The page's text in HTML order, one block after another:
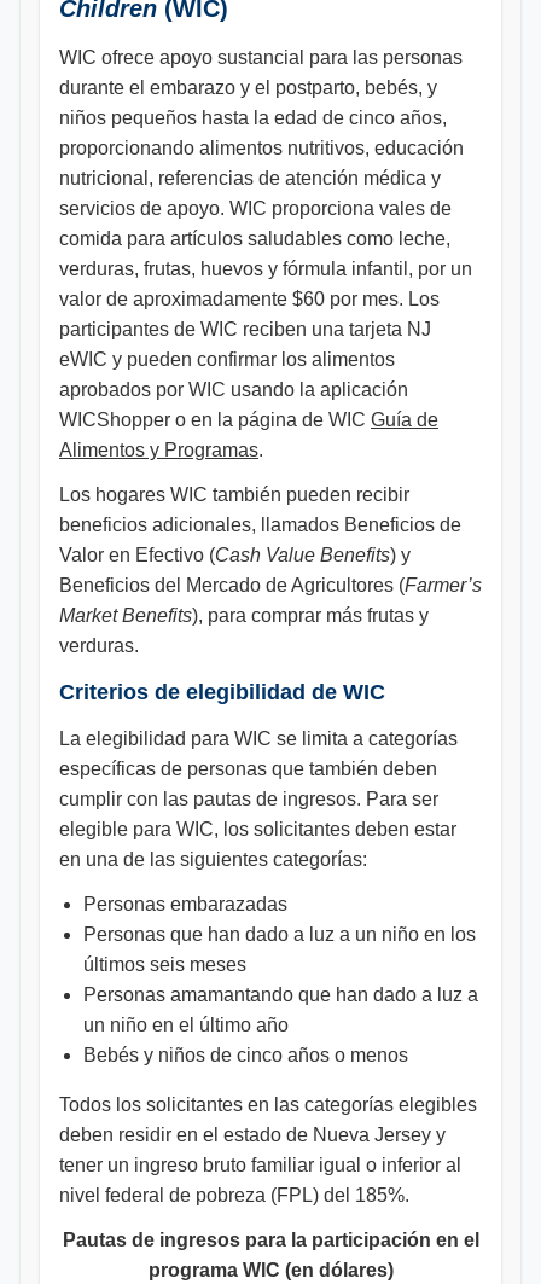
Children (WIC)
WIC ofrece apoyo sustancial para las personas
durante el embarazo y el postparto, bebés, y
niños pequeños hasta la edad de cinco años,
proporcionando alimentos nutritivos, educación
nutricional, referencias de atención médica y
servicios de apoyo. WIC proporciona vales de
comida para artículos saludables como leche,
verduras, frutas, huevos y fórmula infantil, por un
valor de aproximadamente $60 por mes. Los
participantes de WIC reciben una tarjeta NJ
eWIC y pueden confirmar los alimentos
aprobados por WIC usando la aplicación
WICShopper o en la página de WIC Guía de
Alimentos y Programas.
Los hogares WIC también pueden recibir
beneficios adicionales, llamados Beneficios de
Valor en Efectivo (Cash Value Benefits) y
Beneficios del Mercado de Agricultores (Farmer’s
Market Benefits), para comprar más frutas y
verduras.
Criterios de elegibilidad de WIC
La elegibilidad para WIC se limita a categorías
específicas de personas que también deben
cumplir con las pautas de ingresos. Para ser
elegible para WIC, los solicitantes deben estar
en una de las siguientes categorías:
Personas embarazadas
Personas que han dado a luz a un niño en los
últimos seis meses
Personas amamantando que han dado a luz a
un niño en el último año
Bebés y niños de cinco años o menos
Todos los solicitantes en las categorías elegibles
deben residir en el estado de Nueva Jersey y
tener un ingreso bruto familiar igual o inferior al
nivel federal de pobreza (FPL) del 185%.
Pautas de ingresos para la participación en el
programa WIC (en dólares)